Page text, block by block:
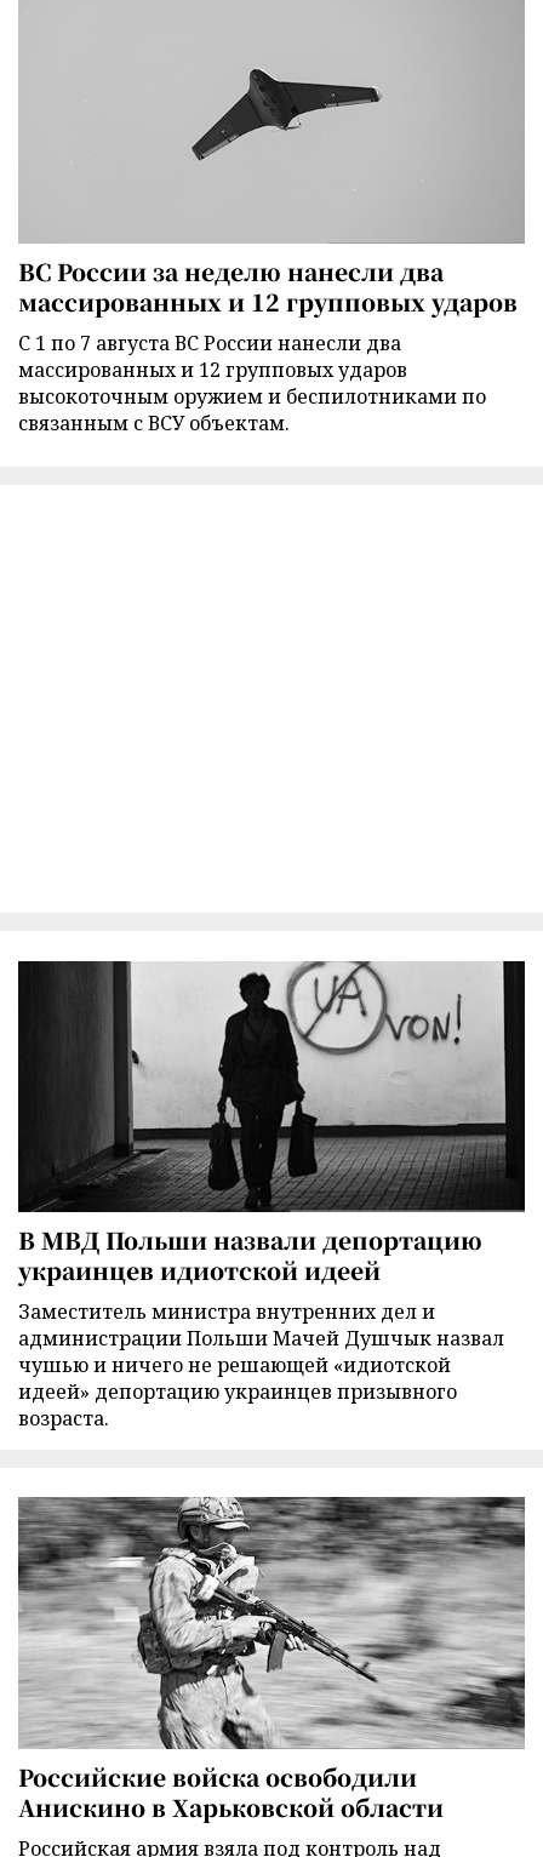
ВС России за неделю нанесли два
массированных и 12 групповых ударов
С 1 по 7 августа ВС России нанесли два
массированных и 12 групповых ударов
высокоточным оружием и беспилотниками по
связанным с ВСУ объектам.
В МВД Польши назвали депортацию
украинцев идиотской идеей
Заместитель министра внутренних дел и
администрации Польши Мачей Душчык назвал
чушью и ничего не решающей «идиотской
идеей» депортацию украинцев призывного
возраста.
Российские войска освободили
Анискино в Харьковской области
Российская армия взяла под контроль над